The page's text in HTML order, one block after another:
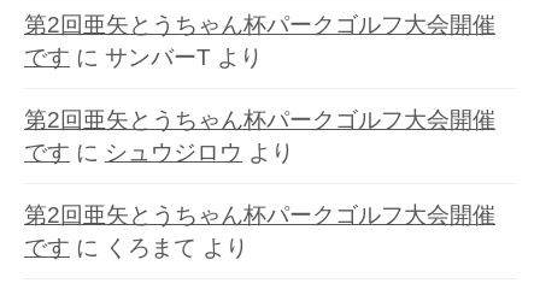
第2回亜矢とうちゃん杯パークゴルフ大会開催
です に サンバーT より
第2回亜矢とうちゃん杯パークゴルフ大会開催
です に シュウジロウ より
第2回亜矢とうちゃん杯パークゴルフ大会開催
です に くろまて より